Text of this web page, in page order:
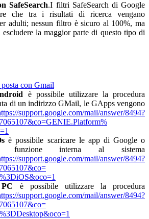
SafeSearch.I filtri SafeSearch di Google
che tra i risultati di ricerca vengano
adulti; nessun filtro è sicuro al 100%, ma
escludere la maggior parte di questo tipo di
con Gmail
è possibile utilizzare la procedura
di un indirizzo GMail, le GApps vengono
support.google.com/mail/answer/8494?
7065107&co=GENIE.Platform%
è possibile scaricare le app di Google o
funzione interna al sistema
support.google.com/mail/answer/8494?
PC è possibile utilizzare la procedura
support.google.com/mail/answer/8494?